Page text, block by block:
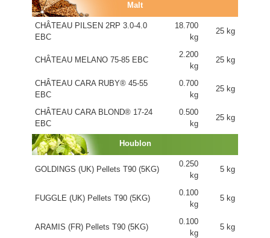
Malt
CHÂTEAU PILSEN 2RP 3.0-4.0
EBC
18.700
kg
25 kg
CHÂTEAU MELANO 75-85 EBC
2.200
kg
25 kg
CHÂTEAU CARA RUBY® 45-55
EBC
0.700
kg
25 kg
CHÂTEAU CARA BLOND® 17-24
EBC
0.500
kg
25 kg
Houblon
GOLDINGS (UK) Pellets T90 (5KG)
0.250
kg
5 kg
FUGGLE (UK) Pellets T90 (5KG)
0.100
kg
5 kg
ARAMIS (FR) Pellets T90 (5KG)
0.100
kg
5 kg